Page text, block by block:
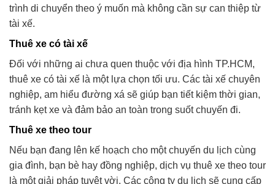
trình di chuyển theo ý muốn mà không cần sự can thiệp từ
tài xế.
Thuê xe có tài xế
Đối với những ai chưa quen thuộc với địa hình TP.HCM,
thuê xe có tài xế là một lựa chọn tối ưu. Các tài xế chuyên
nghiệp, am hiểu đường xá sẽ giúp bạn tiết kiệm thời gian,
tránh kẹt xe và đảm bảo an toàn trong suốt chuyến đi.
Thuê xe theo tour
Nếu bạn đang lên kế hoạch cho một chuyến du lịch cùng
gia đình, bạn bè hay đồng nghiệp, dịch vụ thuê xe theo tour
là một giải pháp tuyệt vời. Các công ty du lịch sẽ cung cấp